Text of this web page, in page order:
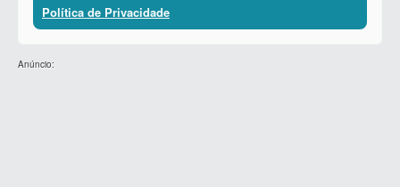
Política de Privacidade
Anúncio: